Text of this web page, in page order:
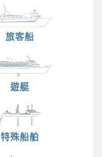
旅客船
遊艇
特殊船舶